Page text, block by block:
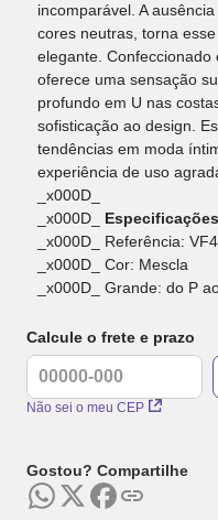
incomparável. A
cores neutras, torna
elegante.
oferece uma sensação
profundo em U nas
sofisticação ao design.
tendências em moda
experiência de uso
_x000D_
_x000D_
_x000D_ Referência:
_x000D_ Cor: Mescla
_x000D_ Grande: do P
Calcule o frete e prazo
Não sei o meu CEP
Gostou? Compartilhe